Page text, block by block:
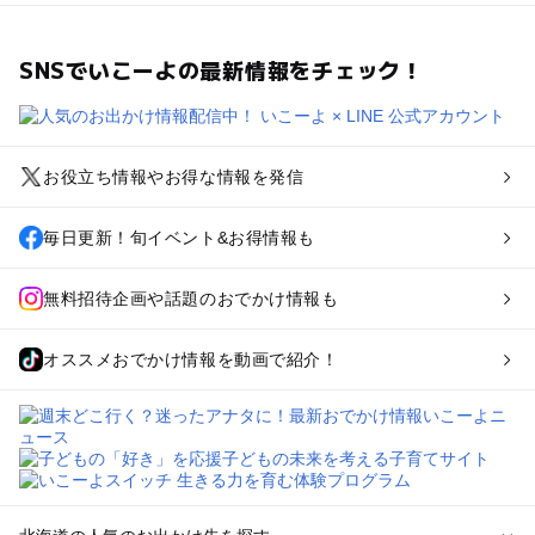
SNSでいこーよの最新情報をチェック！
お役立ち情報やお得な情報を発信
毎日更新！旬イベント&お得情報も
無料招待企画や話題のおでかけ情報も
オススメおでかけ情報を動画で紹介！